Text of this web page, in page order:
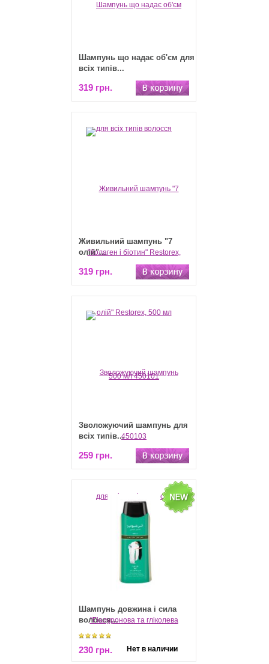
Шампунь що надає об'єм для
всіх типів...
319 грн.
Живильний шампунь "7
олій"...
319 грн.
Зволожуючий шампунь для
всіх типів...
259 грн.
Шампунь довжина і сила
волосся...
230 грн. Нет в наличии